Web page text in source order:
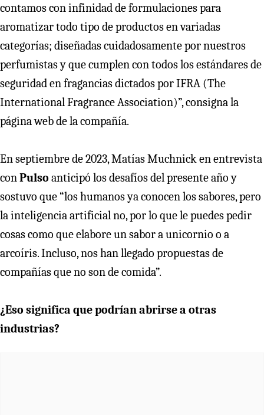
contamos con infinidad de formulaciones para
aromatizar todo tipo de productos en variadas
categorías; diseñadas cuidadosamente por nuestros
perfumistas y que cumplen con todos los estándares de
seguridad en fragancias dictados por IFRA (The
International Fragrance Association)”, consigna la
página web de la compañía.
En septiembre de 2023, Matías Muchnick en entrevista
conPulso anticipó los desafíos del presente año y
sostuvo que “los humanos ya conocen los sabores, pero
la inteligencia artificial no, por lo que le puedes pedir
cosas como que elabore un sabor a unicornio o a
arcoíris. Incluso, nos han llegado propuestas de
compañías que no son de comida”.
¿Eso significa que podrían abrirse a otras
industrias?